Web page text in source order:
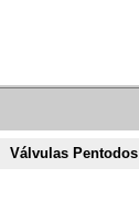
Válvulas Pentodos